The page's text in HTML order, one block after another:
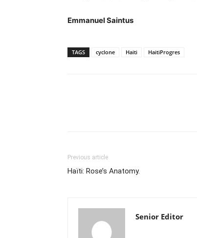
Emmanuel Saintus
TAGS cyclone Haiti HaitiProgres
Previous article
Haïti: Rose’s Anatomy.
Senior Editor